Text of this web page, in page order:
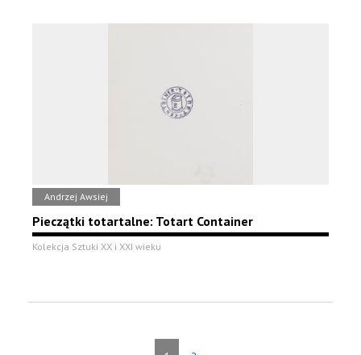
Andrzej Awsiej
Pieczątki totartalne: Totart Container
Kolekcja Sztuki XX i XXI wieku